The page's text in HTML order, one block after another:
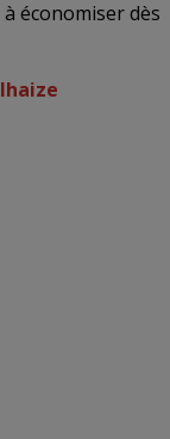
économiser dès